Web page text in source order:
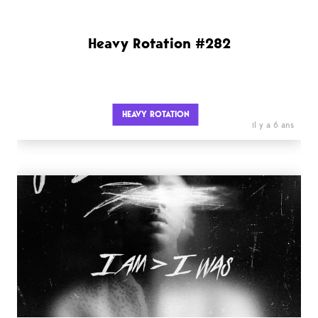
Heavy Rotation #282
HEAVY ROTATION
il y a 6 ans